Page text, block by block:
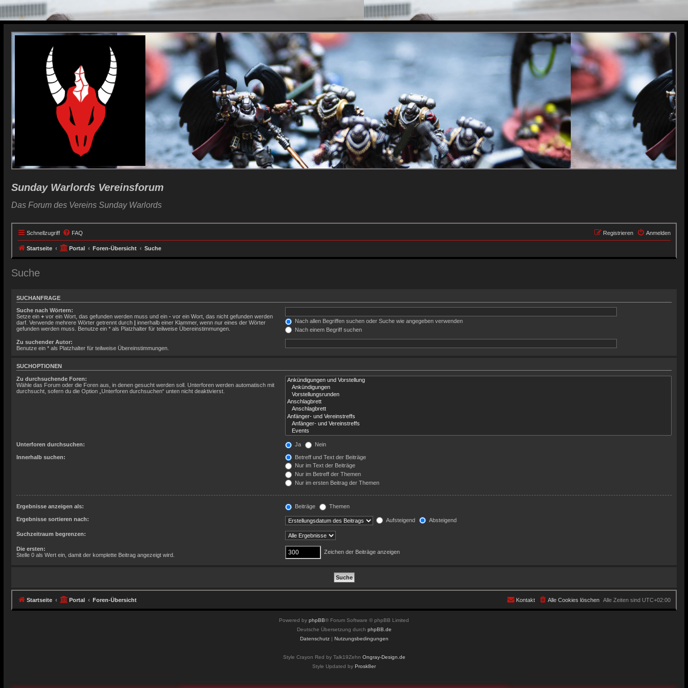
Sunday Warlords Vereinsforum
Das Forum des Vereins Sunday Warlords
Schnellzugriff FAQ Anmelden
Registrieren
Startseite Portal Foren-Übersicht Suche
Suche
SUCHANFRAGE
Suche nach Wörtern:
Setze ein + vor ein Wort, das gefunden werden muss und ein - vor ein Wort, das nicht gefunden werden
darf. Verwende mehrere Wörter getrennt durch | innerhalb einer Klammer, wenn nur eines der Wörter
gefunden werden muss. Benutze ein * als Platzhalter für teilweise Übereinstimmungen.
Nach allen Begriffen suchen oder Suche wie angegeben verwenden
Nach einem Begriff suchen
Zu suchender Autor:
Benutze ein * als Platzhalter für teilweise Übereinstimmungen.
SUCHOPTIONEN
Zu durchsuchende Foren:
Wähle das Forum oder die Foren aus, in denen gesucht werden soll. Unterforen werden automatisch mit
durchsucht, sofern du die Option „Unterforen durchsuchen“ unten nicht deaktivierst.
Unterforen durchsuchen: Ja Nein
Innerhalb suchen:
Betreff und Text der Beiträge
Nur im Text der Beiträge
Nur im Betreff der Themen
Nur im ersten Beitrag der Themen
Ergebnisse anzeigen als: Beiträge Themen
Ergebnisse sortieren nach: Aufsteigend Absteigend
Suchzeitraum begrenzen:
Die ersten:
Stelle 0 als Wert ein, damit der komplette Beitrag angezeigt wird.
Zeichen der Beiträge anzeigen
Startseite Portal Foren-Übersicht Alle Zeiten sind UTC+02:00
Alle Cookies löschen
Kontakt
Powered by phpBB® Forum Software © phpBB Limited
Deutsche Übersetzung durch phpBB.de
Datenschutz| Nutzungsbedingungen
Style Crayon Red by Talk19Zehn Ongray-Design.de
Style Updated by Prosk8er